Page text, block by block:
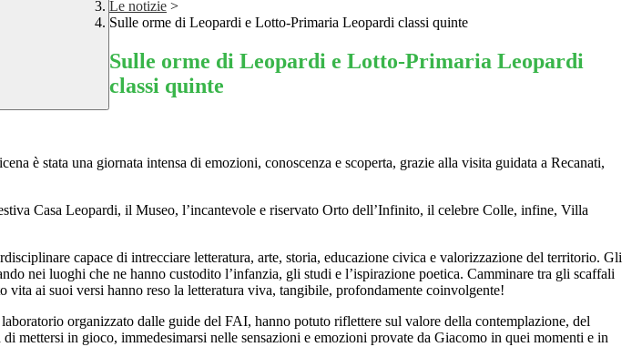
Le notizie >
Sulle orme di Leopardi e Lotto-Primaria Leopardi classi quinte
Sulle orme di Leopardi e Lotto-Primaria Leopardi
classi quinte
è stata una giornata intensa di emozioni, conoscenza e scoperta, grazie alla visita guidata a Recanati,
Casa Leopardi, il Museo, l’incantevole e riservato Orto dell’Infinito, il celebre Colle, infine, Villa
capace di intrecciare letteratura, arte, storia, educazione civica e valorizzazione del territorio. Gli
nei luoghi che ne hanno custodito l’infanzia, gli studi e l’ispirazione poetica. Camminare tra gli scaffali
ai suoi versi hanno reso la letteratura viva, tangibile, profondamente coinvolgente!
organizzato dalle guide del FAI, hanno potuto riflettere sul valore della contemplazione, del
mettersi in gioco, immedesimarsi nelle sensazioni e emozioni provate da Giacomo in quei momenti e in